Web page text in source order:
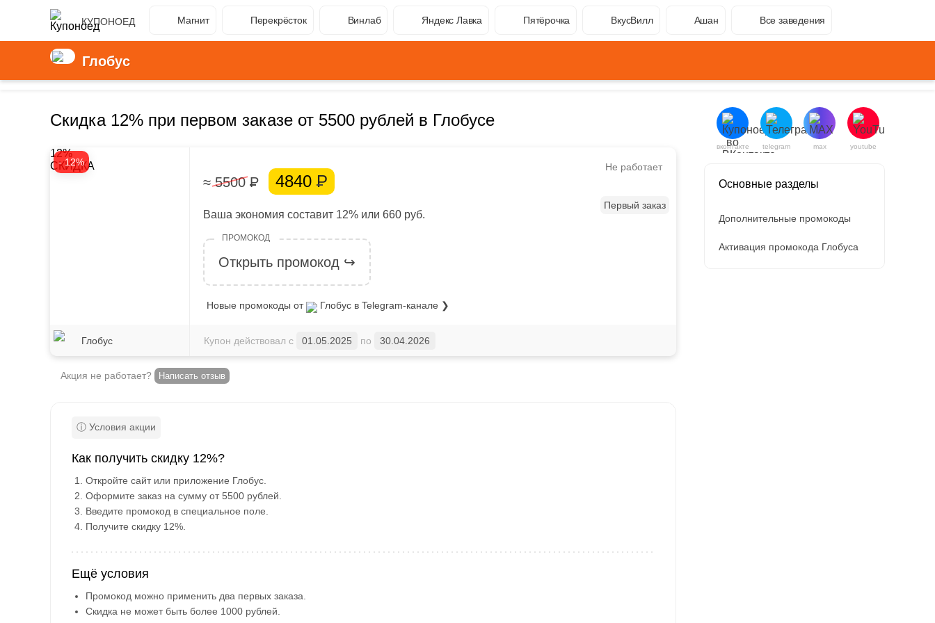
КУПОНОЕД Магнит Перекрёсток Винлаб Яндекс Лавка Пятёрочка ВкусВилл Ашан Все заведения
Глобус
Скидка 12% при первом заказе от 5500 рублей в Глобусе
- 12%
12%
СКИДКА
Глобус
Не работает
≈ 5500Р 4840 Р
Ваша экономия составит 12% или 660 руб.
Открыть промокод ↪
Новые промокоды от Глобус в Telegram-канале ❯
Первый заказ
Купон действовал с 01.05.2025 по 30.04.2026
Акция не работает? Написать отзыв
Как получить скидку 12%?
Откройте сайт или приложение Глобус.
Оформите заказ на сумму от 5500 рублей.
Введите промокод в специальное поле.
Получите скидку 12%.
Ещё условия
Промокод можно применить два первых заказа.
Скидка не может быть более 1000 рублей.
вконтакте telegram max youtube
Основные разделы
Дополнительные промокоды
Активация промокода Глобуса